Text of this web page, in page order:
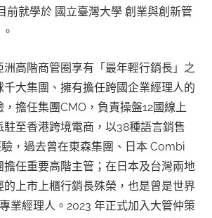
前就學於 國立臺灣大學 創業與創新管
洲高階商管圈享有「最年輕行銷長」之
大集團、擁有擔任跨國企業經理人的
擔任集團CMO，負責操盤12國線上
至香港跨境電商，以38種語言銷售
，過去曾在東森集團、日本 Combi
擔任重要高階主管；在日本及台灣兩地
上市上櫃行銷長殊榮，也是曾是世界
業經理人。2023 年正式加入大管仲策